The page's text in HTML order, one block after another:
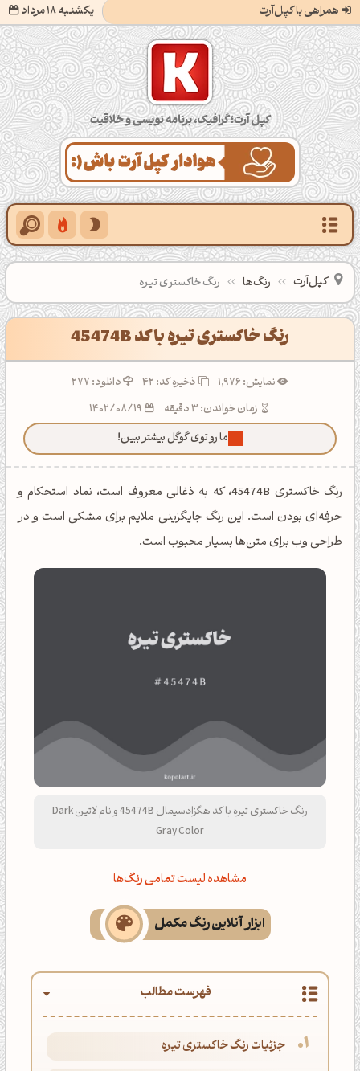
همراهی با کپل‌آرت یکشنبه 18 مرداد کپل‌آرت؛ گرافیک، برنامه‌نویسی و خلاقیت
کپل‌آرت رنگ‌ها رنگ خاکستری تیره
رنگ خاکستری تیره با کد 45474B
نمایش: 1,976 ذخیره کد:42
دانلود: 277
زمان خواندن: 3 دقیقه
ما رو توی گوگل بیشتر ببین!
رنگ خاکستری 45474B، که به ذغالی معروف است، نماد استحکام و
حرفه‌ای بودن است. این رنگ جایگزینی ملایم برای مشکی است و در
طراحی وب برای متن‌ها بسیار محبوب است.
رنگ خاکستری تیره با کد هگزادسیمال 45474B و نام لاتین Dark
Gray Color
مشاهده لیست تمامی رنگ‌ها
ابزار آنلاین رنگ مکمل
فهرست مطالب
جزئیات رنگ خاکستری تیره